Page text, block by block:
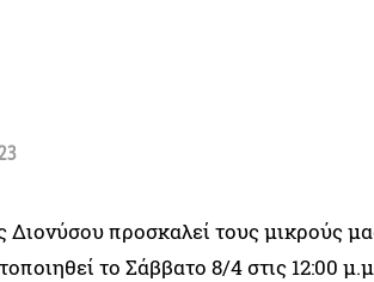
προσκαλεί τους μικρούς
το Σάββατο 8/4 στις 12:00